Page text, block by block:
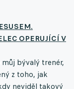
OPERUJÍCÍ V
bývalý trenér,
z toho, jak
neviděl takový